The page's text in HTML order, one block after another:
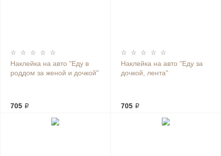
Наклейка на авто "Еду в
роддом за женой и дочкой"
705 ₽
Наклейка на авто "Еду за
дочкой, лента"
705 ₽